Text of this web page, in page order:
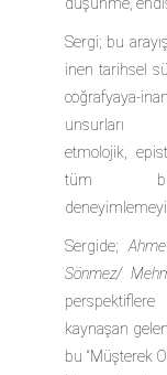
Sergi; bu
inen tarihsel
coğrafyaya-
unsurları
etmolojik,
tüm
Sergide;
Sönmez/
kaynaşan
bu “Müşterek